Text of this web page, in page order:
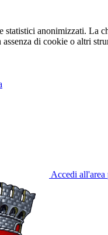
statistici anonimizzati. La
di cookie o altri
Accedi all'area